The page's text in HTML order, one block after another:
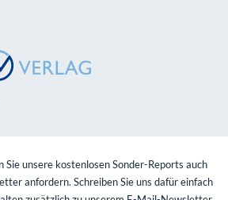
Sie unsere kostenlosen Sonder-Reports auch
anfordern. Schreiben Sie uns dafür einfach